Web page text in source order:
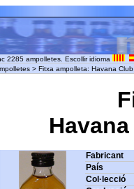
2285 ampolletes. Escollir idioma
> Fitxa ampolleta: Havana
Fabricant
País
Col·lecció